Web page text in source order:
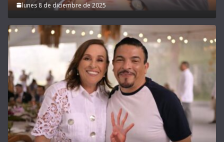
lunes 8 de diciembre de 2025